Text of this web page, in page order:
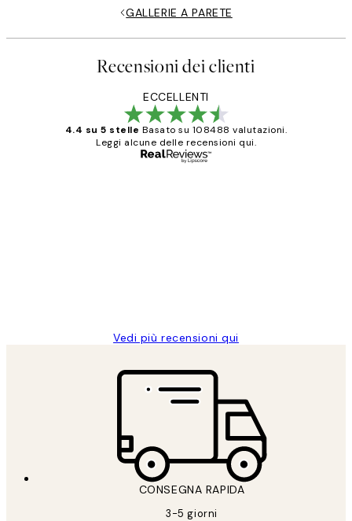
GALLERIE A PARETE
Recensioni dei clienti
ECCELLENTI
4.4 su 5 stelle Basato su 108488 valutazioni.
Leggi alcune delle recensioni qui.
Vedi più recensioni qui
CONSEGNA RAPIDA
3-5 giorni